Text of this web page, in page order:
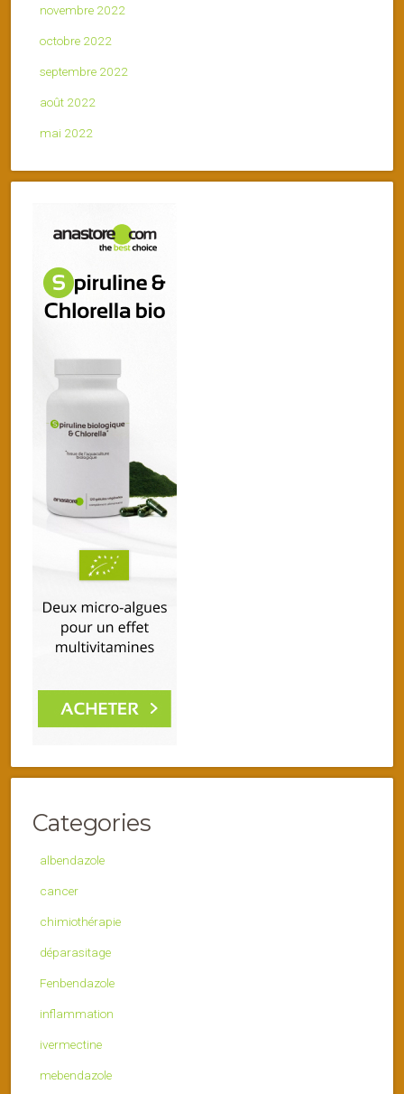
novembre 2022
octobre 2022
septembre 2022
août 2022
mai 2022
Categories
albendazole
cancer
chimiothérapie
déparasitage
Fenbendazole
inflammation
ivermectine
mebendazole